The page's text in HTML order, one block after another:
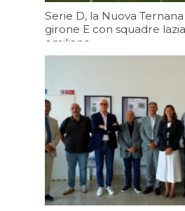
Serie D, la Nuova
girone E con squadre
emiliane